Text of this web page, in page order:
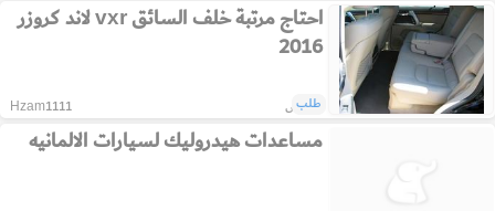
احتاج مرتبة خلف السائق vxr لاند كروزر
2016
الرياض Hzam1111 طلب
مساعدات هيدروليك لسيارات الالمانيه